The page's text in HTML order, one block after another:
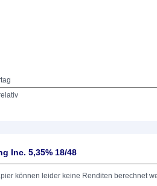
Inc. 5,35% 18/48
können leider keine Renditen berechnet